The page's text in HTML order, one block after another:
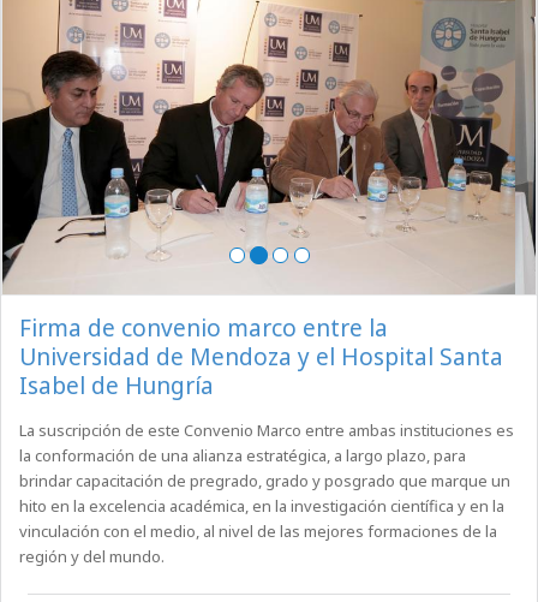
Firma de convenio marco entre la
Universidad de Mendoza y el Hospital Santa
Isabel de Hungría
La suscripción de este Convenio Marco entre ambas instituciones es
la conformación de una alianza estratégica, a largo plazo, para
brindar capacitación de pregrado, grado y posgrado que marque un
hito en la excelencia académica, en la investigación científica y en la
vinculación con el medio, al nivel de las mejores formaciones de la
región y del mundo.